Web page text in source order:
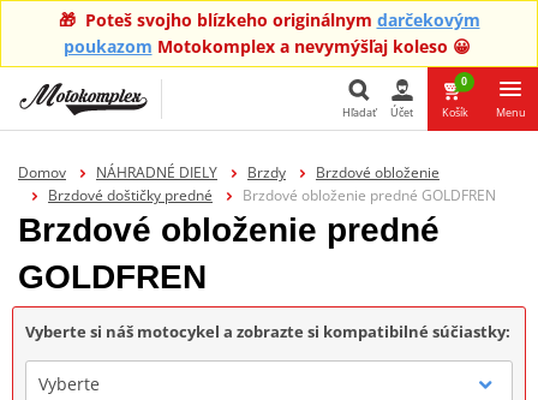
🎁 Poteš svojho blízkeho originálnym darčekovým
poukazom Motokomplex a nevymýšľaj koleso 😀
Hľadať Účet
0
Košík Menu
Domov NÁHRADNÉ DIELY Brzdy
Brzdové obloženie
Brzdové doštičky predné
Brzdové obloženie predné GOLDFREN
Brzdové obloženie predné
GOLDFREN
Vyberte si náš motocykel a zobrazte si kompatibilné súčiastky:
Vyberte